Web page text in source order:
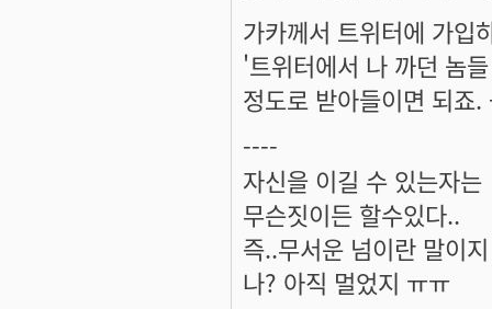
가카께서 트위터에 가입
'트위터에서 나 까던 놈
정도로 받아들이면 되죠
----
자신을 이길 수 있는자는
무슨짓이든 할수있다..
즉..무서운 넘이란 말이
나? 아직 멀었지 ㅠㅠ